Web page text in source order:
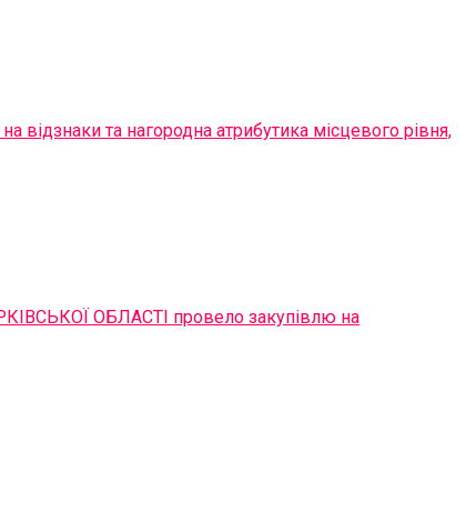
відзнаки та нагородна атрибутика місцевого рівня,
ОБЛАСТІ провело закупівлю на